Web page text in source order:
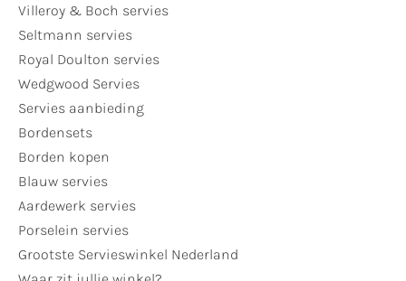
Villeroy & Boch servies
Seltmann servies
Royal Doulton servies
Wedgwood Servies
Servies aanbieding
Bordensets
Borden kopen
Blauw servies
Aardewerk servies
Porselein servies
Grootste Servieswinkel Nederland